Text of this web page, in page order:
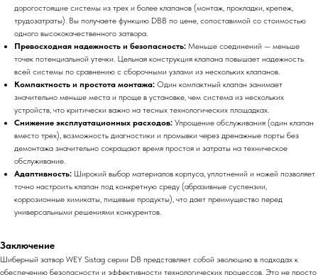
дорогостоящие системы из трех и более клапанов (монтаж, прокладки, крепеж,
трудозатраты). Вы получаете функцию DBB по цене, сопоставимой со стоимостью
одного высококачественного затвора.
Превосходная надежность и безопасность: Меньше соединений — меньше
точек потенциальной утечки. Цельная конструкция клапана повышает надежность
всей системы по сравнению с сборочными узлами из нескольких клапанов.
Компактность и простота монтажа: Один компактный клапан занимает
значительно меньше места и проще в установке, чем система из нескольких
устройств, что критически важно на тесных технологических площадках.
Снижение эксплуатационных расходов: Упрощение обслуживания (один клапан
вместо трех), возможность диагностики и промывки через дренажные порты без
демонтажа значительно сокращают время простоя и затраты на техническое
обслуживание.
Адаптивность: Широкий выбор материалов корпуса, уплотнений и ножей позволяет
точно настроить клапан под конкретную среду (абразивные суспензии,
коррозионные химикаты, пищевые продукты), что дает преимущество перед
универсальными решениями конкурентов.
Заключение
Шиберный затвор WEY Sistag серии DB представляет собой эволюцию в подходах к
обеспечению безопасности и эффективности технологических процессов. Это не просто